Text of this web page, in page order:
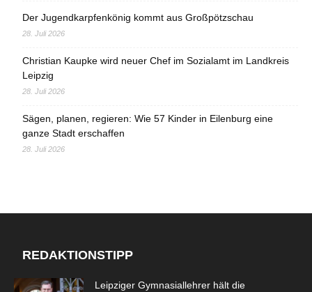
Der Jugendkarpfenkönig kommt aus Großpötzschau
28. Juli 2026
Christian Kaupke wird neuer Chef im Sozialamt im Landkreis
Leipzig
28. Juli 2026
Sägen, planen, regieren: Wie 57 Kinder in Eilenburg eine
ganze Stadt erschaffen
28. Juli 2026
REDAKTIONSTIPP
Leipziger Gymnasiallehrer hält die